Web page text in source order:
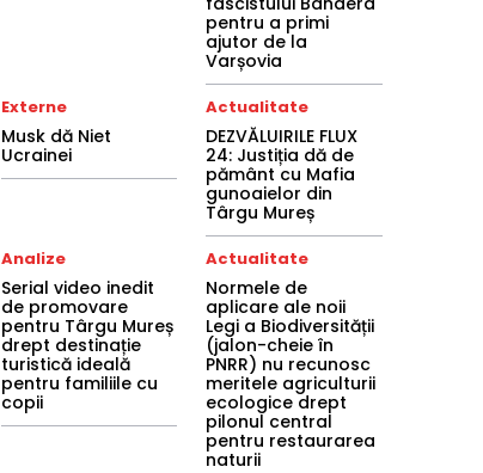
pentru a primi
ajutor de la
Varșovia
Externe
Musk dă Niet
Ucrainei
Actualitate
DEZVĂLUIRILE FLUX
24: Justiția dă de
pământ cu Mafia
gunoaielor din
Târgu Mureș
Analize
Serial video inedit
de promovare
pentru Târgu Mureș
drept destinație
turistică ideală
pentru familiile cu
copii
Actualitate
Normele de
aplicare ale noii
Legi a Biodiversității
(jalon-cheie în
PNRR) nu recunosc
meritele agriculturii
ecologice drept
pilonul central
pentru restaurarea
naturii